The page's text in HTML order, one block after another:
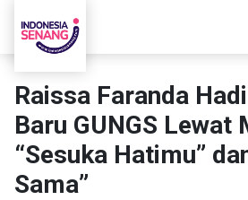
Raissa Faranda
Baru GUNGS Lewat
“Sesuka Hatimu”
Sama”